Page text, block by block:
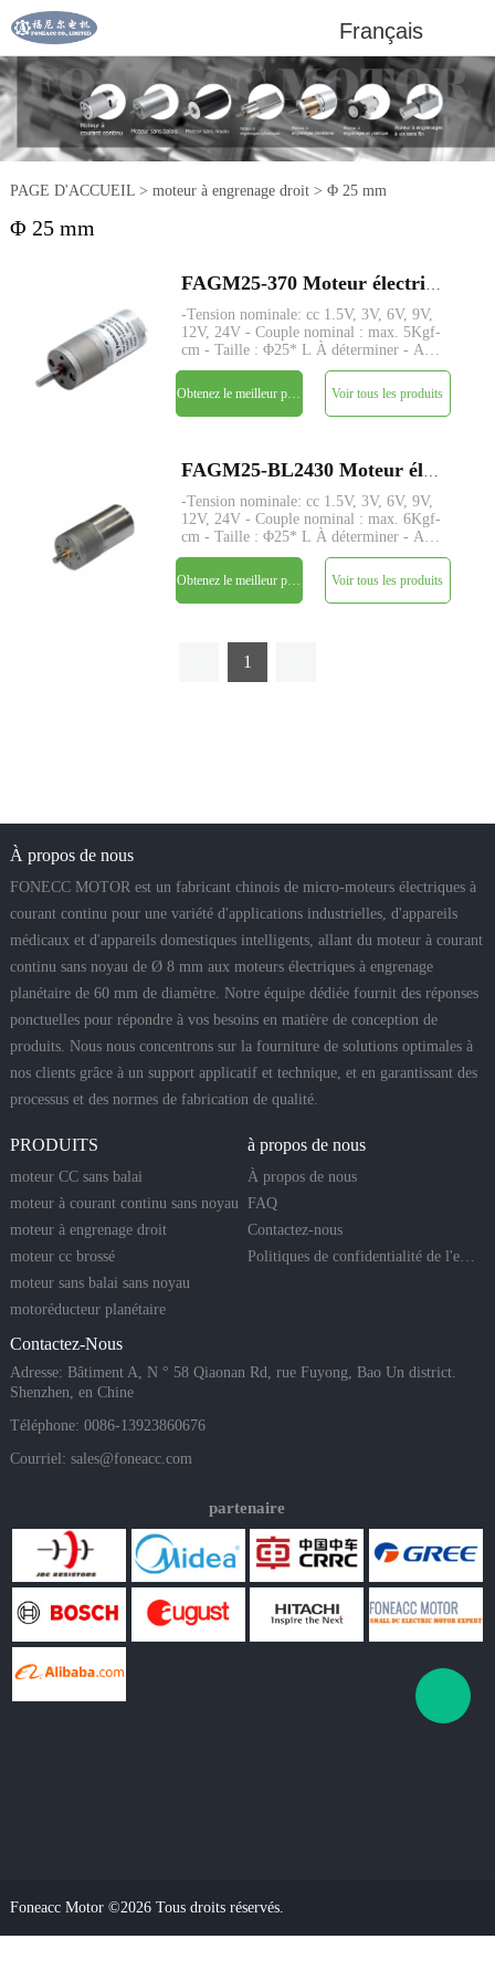
Français
PAGE D'ACCUEIL> moteur à engrenage droit> Φ 25 mm
Φ 25 mm
-Tension nominale: cc 1.5V, 3V, 6V, 9V,
12V, 24V - Couple nominal : max. 5Kgf-
cm - Taille : Φ25* L À déterminer - Axe
: Φ4mm D-cut 0.5mm, M4, custom -
MOQ : 500 pièces
Voir tous les produits
-Tension nominale: cc 1.5V, 3V, 6V, 9V,
12V, 24V - Couple nominal : max. 6Kgf-
cm - Taille : Φ25* L À déterminer - Axe
: Φ4mm D-cut 0.5mm, M4, custom -
Contrôle : Driver intégré avec capteur
hall - MOQ : 500 pièces
Voir tous les produits
1
À propos de nous
FONECC MOTOR est un fabricant chinois de micro-moteurs électriques à
courant continu pour une variété d'applications industrielles, d'appareils
médicaux et d'appareils domestiques intelligents, allant du moteur à courant
continu sans noyau de Ø 8 mm aux moteurs électriques à engrenage
planétaire de 60 mm de diamètre. Notre équipe dédiée fournit des réponses
ponctuelles pour répondre à vos besoins en matière de conception de
produits. Nous nous concentrons sur la fourniture de solutions optimales à
nos clients grâce à un support applicatif et technique, et en garantissant des
processus et des normes de fabrication de qualité.
PRODUITS
moteur CC sans balai
moteur à courant continu sans noyau
moteur à engrenage droit
moteur cc brossé
moteur sans balai sans noyau
motoréducteur planétaire
à propos de nous
À propos de nous
FAQ
Contactez-nous
Politiques de confidentialité de l'entreprise
Contactez-Nous
Adresse: Bâtiment A, N ° 58 Qiaonan Rd, rue Fuyong, Bao Un district.
Shenzhen, en Chine
Téléphone: 0086-13923860676
Courriel: sales@foneacc.com
partenaire
Foneacc Motor ©2026 Tous droits réservés.